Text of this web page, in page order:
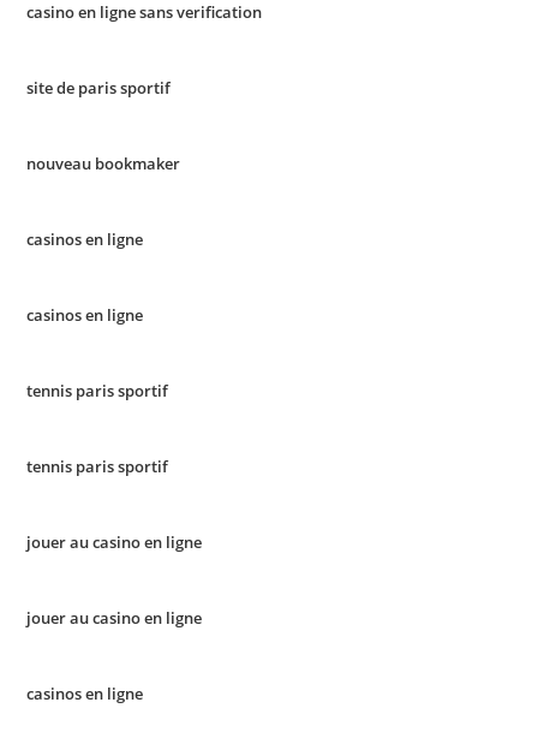
casino en ligne sans verification
site de paris sportif
nouveau bookmaker
casinos en ligne
casinos en ligne
tennis paris sportif
tennis paris sportif
jouer au casino en ligne
jouer au casino en ligne
casinos en ligne